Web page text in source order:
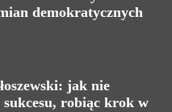
demokratycznych
jak nie
sukcesu, robiąc krok w